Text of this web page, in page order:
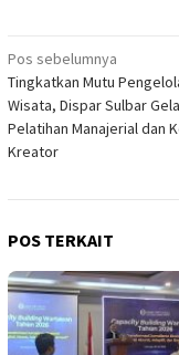
Navigasi
pos
Pos sebelumnya
Tingkatkan Mutu
Wisata, Dispar Sulbar
Pelatihan Manajerial dan
Kreator
POS TERKAIT